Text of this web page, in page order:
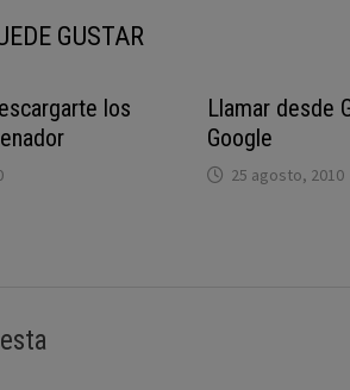
GUSTAR
los
Llamar desde
Google
25 agosto, 2010